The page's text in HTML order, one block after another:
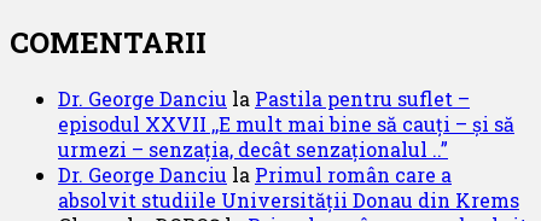
COMENTARII
Dr. George Danciu la Pastila pentru suflet –
episodul XXVII ,,E mult mai bine să cauți – și să
urmezi – senzația, decât senzaționalul ..”
Dr. George Danciu la Primul român care a
absolvit studiile Universității Donau din Krems